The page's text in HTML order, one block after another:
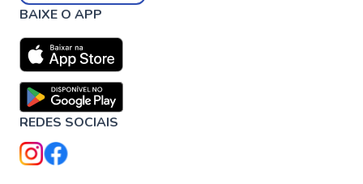
BAIXE O APP
REDES SOCIAIS